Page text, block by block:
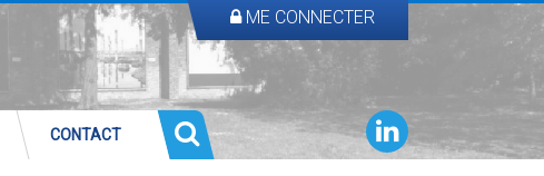
ME CONNECTER
CONTACT